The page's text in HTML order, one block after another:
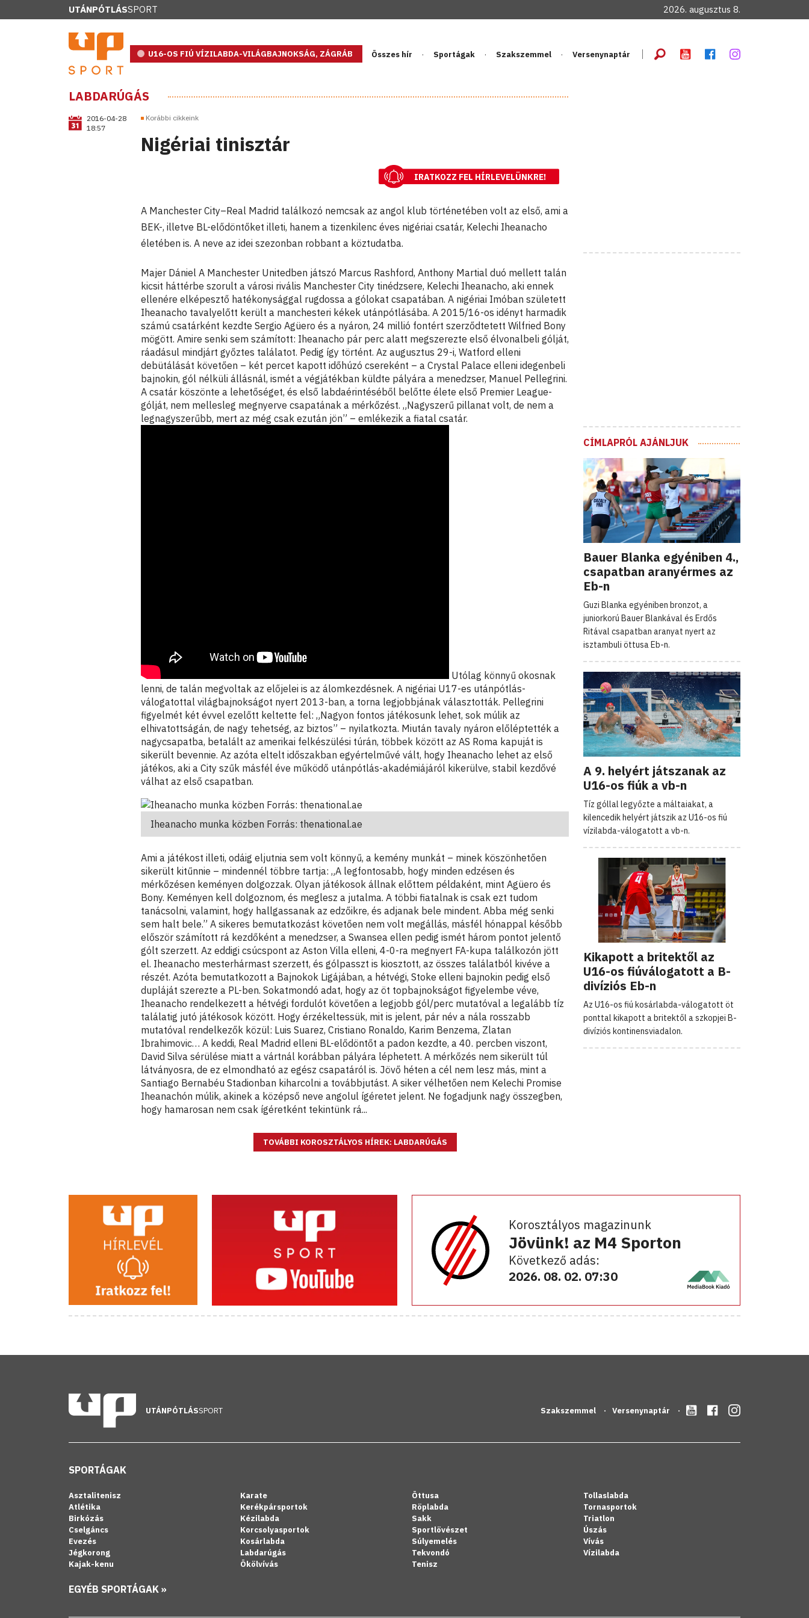
UTÁNPÓTLÁSSPORT 2026. augusztus 8.
U16-OS FIÚ VÍZILABDA-VILÁGBAJNOKSÁG, ZÁGRÁB Összes hír Sportágak Szakszemmel Versenynaptár
LABDARÚGÁS
2016-04-28
18:57
Korábbi cikkeink
Nigériai tinisztár
IRATKOZZ FEL HÍRLEVELÜNKRE!
A Manchester City–Real Madrid találkozó nemcsak az angol klub történetében volt az első, ami a
BEK-, illetve BL-elődöntőket illeti, hanem a tizenkilenc éves nigériai csatár, Kelechi Iheanacho
életében is. A neve az idei szezonban robbant a köztudatba.
Majer Dániel A Manchester Unitedben játszó Marcus Rashford, Anthony Martial duó mellett talán
kicsit háttérbe szorult a városi rivális Manchester City tinédzsere, Kelechi Iheanacho, aki ennek
ellenére elképesztő hatékonysággal rugdossa a gólokat csapatában. A nigériai Imóban született
Iheanacho tavalyelőtt került a manchesteri kékek utánpótlásába. A 2015/16-os idényt harmadik
számú csatárként kezdte Sergio Agüero és a nyáron, 24 millió fontért szerződtetett Wilfried Bony
mögött. Amire senki sem számított: Iheanacho pár perc alatt megszerezte első élvonalbeli gólját,
ráadásul mindjárt győztes találatot. Pedig így történt. Az augusztus 29-i, Watford elleni
debütálását követően – két percet kapott időhúzó csereként – a Crystal Palace elleni idegenbeli
bajnokin, gól nélküli állásnál, ismét a végjátékban küldte pályára a menedzser, Manuel Pellegrini.
A csatár köszönte a lehetőséget, és első labdaérintéséből belőtte élete első Premier League-
gólját, nem mellesleg megnyerve csapatának a mérkőzést. „Nagyszerű pillanat volt, de nem a
legnagyszerűbb, mert az még csak ezután jön” – emlékezik a fiatal csatár.
Utólag könnyű okosnak
lenni, de talán megvoltak az előjelei is az álomkezdésnek. A nigériai U17-es utánpótlás-
válogatottal világbajnokságot nyert 2013-ban, a torna legjobbjának választották. Pellegrini
figyelmét két évvel ezelőtt keltette fel: „Nagyon fontos játékosunk lehet, sok múlik az
elhivatottságán, de nagy tehetség, az biztos” – nyilatkozta. Miután tavaly nyáron előléptették a
nagycsapatba, betalált az amerikai felkészülési túrán, többek között az AS Roma kapuját is
sikerült bevennie. Az azóta eltelt időszakban egyértelművé vált, hogy Iheanacho lehet az első
játékos, aki a City szűk másfél éve működő utánpótlás-akadémiájáról kikerülve, stabil kezdővé
válhat az első csapatban.
Iheanacho munka közben Forrás: thenational.ae
Ami a játékost illeti, odáig eljutnia sem volt könnyű, a kemény munkát – minek köszönhetően
sikerült kitűnnie – mindennél többre tartja: „A legfontosabb, hogy minden edzésen és
mérkőzésen keményen dolgozzak. Olyan játékosok állnak előttem példaként, mint Agüero és
Bony. Keményen kell dolgoznom, és meglesz a jutalma. A többi fiatalnak is csak ezt tudom
tanácsolni, valamint, hogy hallgassanak az edzőikre, és adjanak bele mindent. Abba még senki
sem halt bele.” A sikeres bemutatkozást követően nem volt megállás, másfél hónappal később
először számított rá kezdőként a menedzser, a Swansea ellen pedig ismét három pontot jelentő
gólt szerzett. Az eddigi csúcspont az Aston Villa elleni, 4-0-ra megnyert FA-kupa találkozón jött
el. Iheanacho mesterhármast szerzett, és gólpasszt is kiosztott, az összes találatból kivéve a
részét. Azóta bemutatkozott a Bajnokok Ligájában, a hétvégi, Stoke elleni bajnokin pedig első
dupláját szerezte a PL-ben. Sokatmondó adat, hogy az öt topbajnokságot figyelembe véve,
Iheanacho rendelkezett a hétvégi fordulót követően a legjobb gól/perc mutatóval a legalább tíz
találatig jutó játékosok között. Hogy érzékeltessük, mit is jelent, pár név a nála rosszabb
mutatóval rendelkezők közül: Luis Suarez, Cristiano Ronaldo, Karim Benzema, Zlatan
Ibrahimovic… A keddi, Real Madrid elleni BL-elődöntőt a padon kezdte, a 40. percben viszont,
David Silva sérülése miatt a vártnál korábban pályára léphetett. A mérkőzés nem sikerült túl
látványosra, de ez elmondható az egész csapatáról is. Jövő héten a cél nem lesz más, mint a
Santiago Bernabéu Stadionban kiharcolni a továbbjutást. A siker vélhetően nem Kelechi Promise
Iheanachón múlik, akinek a középső neve angolul ígéretet jelent. Ne fogadjunk nagy összegben,
hogy hamarosan nem csak ígéretként tekintünk rá...
TOVÁBBI KOROSZTÁLYOS HÍREK: LABDARÚGÁS
CÍMLAPRÓL AJÁNLJUK
Bauer Blanka egyéniben 4.,
csapatban aranyérmes az
Eb-n
Guzi Blanka egyéniben bronzot, a
juniorkorú Bauer Blankával és Erdős
Ritával csapatban aranyat nyert az
isztambuli öttusa Eb-n.
A 9. helyért játszanak az
U16-os fiúk a vb-n
Tíz góllal legyőzte a máltaiakat, a
kilencedik helyért játszik az U16-os fiú
vízilabda-válogatott a vb-n.
Kikapott a britektől az
U16-os fiúválogatott a B-
divíziós Eb-n
Az U16-os fiú kosárlabda-válogatott öt
ponttal kikapott a britektől a szkopjei B-
divíziós kontinensviadalon.
Korosztályos magazinunk
Jövünk! az M4 Sporton
Következő adás:
2026. 08. 02. 07:30
UTÁNPÓTLÁSSPORT Szakszemmel Versenynaptár
SPORTÁGAK
Asztalitenisz
Atlétika
Birkózás
Cselgáncs
Evezés
Jégkorong
Kajak-kenu
Karate
Kerékpársportok
Kézilabda
Korcsolyasportok
Kosárlabda
Labdarúgás
Ökölvívás
Öttusa
Röplabda
Sakk
Sportlövészet
Súlyemelés
Tekvondó
Tenisz
Tollaslabda
Tornasportok
Triatlon
Úszás
Vívás
Vízilabda
EGYÉB SPORTÁGAK »